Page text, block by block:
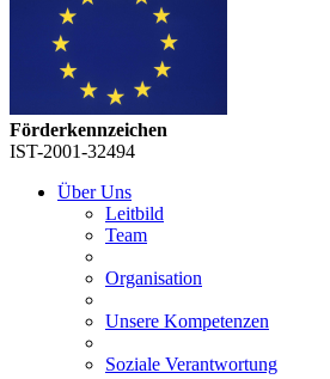
Förderkennzeichen
IST-2001-32494
Über Uns
Leitbild
Team
Organisation
Unsere Kompetenzen
Soziale Verantwortung